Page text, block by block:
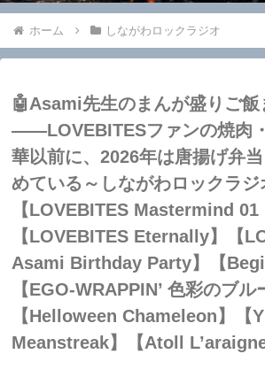
ホーム しながわロックラジオ
🤖Asami先生のまんが盛りご飯
――LOVEBITESファンの焼肉
華以前に、2026年は唐揚げ弁
めている～しながわロックラジ
【LOVEBITES Mastermind 01
【LOVEBITES Eternally】【
Asami Birthday Party】【
【EGO-WRAPPIN’ 色彩のブル
【Helloween Chameleon】【
Meanstreak】【Atoll